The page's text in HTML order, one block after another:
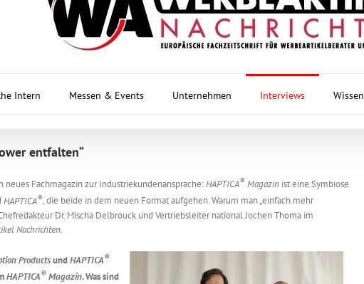
Intern Messen & Events Unternehmen Interviews Wissen
entfalten“
neues Fachmagazin zur Industriekundenansprache:HAPTICA® Magazin ist eine Symbiose
HAPTICA®, die beide in dem neuen Format aufgehen. Warum man „einfach mehr
Dr. Mischa Delbrouck und Vertriebsleiter national Jochen Thoma im
Nachrichten.
ProductsundHAPTICA®
HAPTICA® Magazin. Was sind